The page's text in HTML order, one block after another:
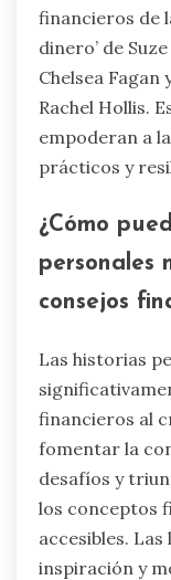
financieros de
dinero’ de
Chelsea Fagan
Rachel Hollis.
empoderan a
prácticos y
¿Cómo
personales
consejos
Las historias
financieros al
fomentar la
desafíos y
los conceptos
accesibles.
inspiración y